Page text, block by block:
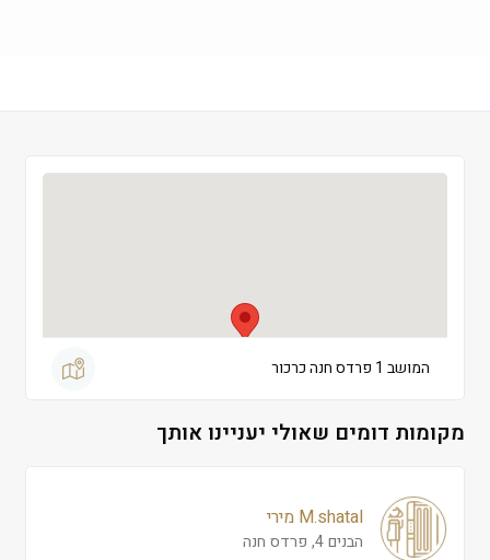
המושב 1 פרדס חנה כרכור
מקומות דומים שאולי יעניינו אותך
M.shatal מירי
הבנים 4, פרדס חנה